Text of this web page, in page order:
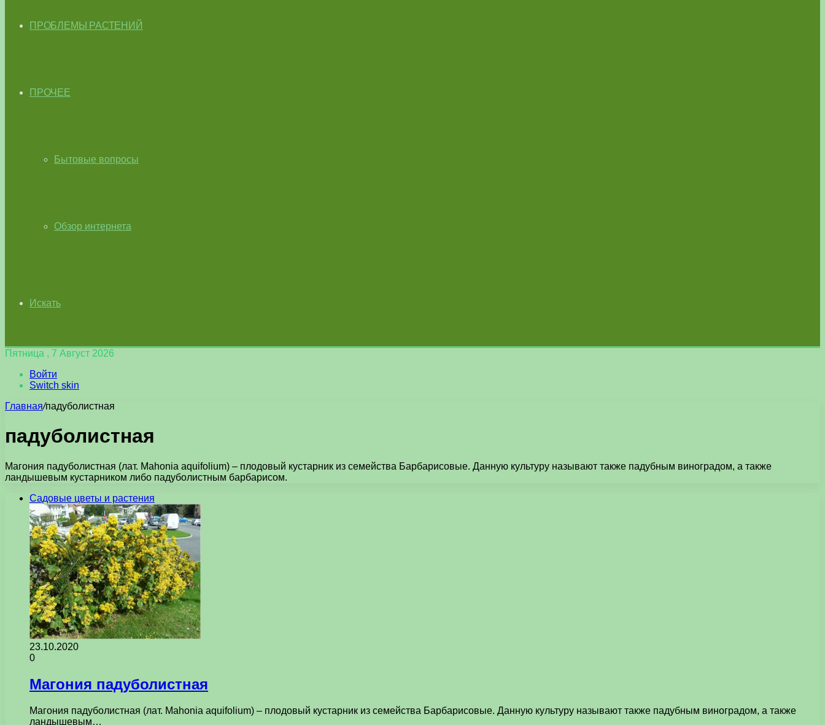
ПРОБЛЕМЫ РАСТЕНИЙ
ПРОЧЕЕ
Бытовые вопросы
Обзор интернета
Искать
Пятница , 7 Август 2026
Войти
Switch skin
Главная/падуболистная
падуболистная
Магония падуболистная (лат. Mahonia aquifolium) – плодовый кустарник из семейства Барбарисовые. Данную культуру называют также падубным виноградом, а также
ландышевым кустарником либо падуболистным барбарисом.
Садовые цветы и растения
23.10.2020
0
Магония падуболистная
Магония падуболистная (лат. Mahonia aquifolium) – плодовый кустарник из семейства Барбарисовые. Данную культуру называют также падубным виноградом, а также
ландышевым…